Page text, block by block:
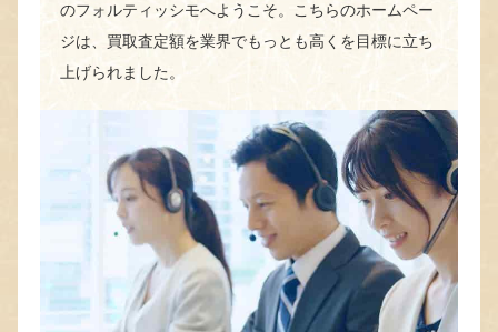
のフォルティッシモへようこそ。こちらのホームペー
ジは、買取査定額を業界でもっとも高くを目標に立ち
上げられました。